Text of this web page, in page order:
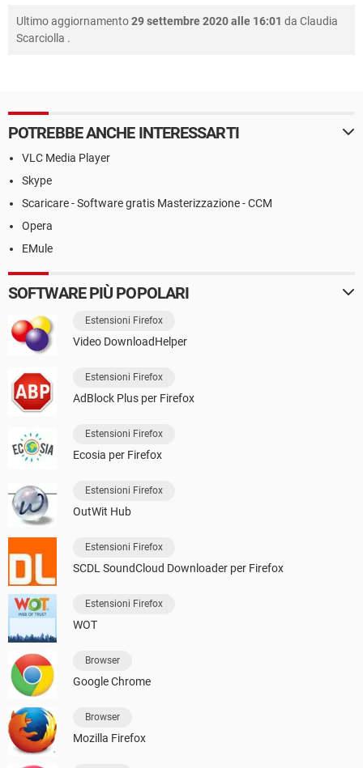
Ultimo aggiornamento29 settembre 2020 alle 16:01 da Claudia
Scarciolla .
POTREBBE ANCHE INTERESSARTI
VLC Media Player
Skype
Scaricare - Software gratis Masterizzazione - CCM
Opera
EMule
SOFTWARE PIÙ POPOLARI
Estensioni Firefox
Video DownloadHelper
Estensioni Firefox
AdBlock Plus per Firefox
Estensioni Firefox
Ecosia per Firefox
Estensioni Firefox
OutWit Hub
Estensioni Firefox
SCDL SoundCloud Downloader per Firefox
Estensioni Firefox
WOT
Browser
Google Chrome
Browser
Mozilla Firefox